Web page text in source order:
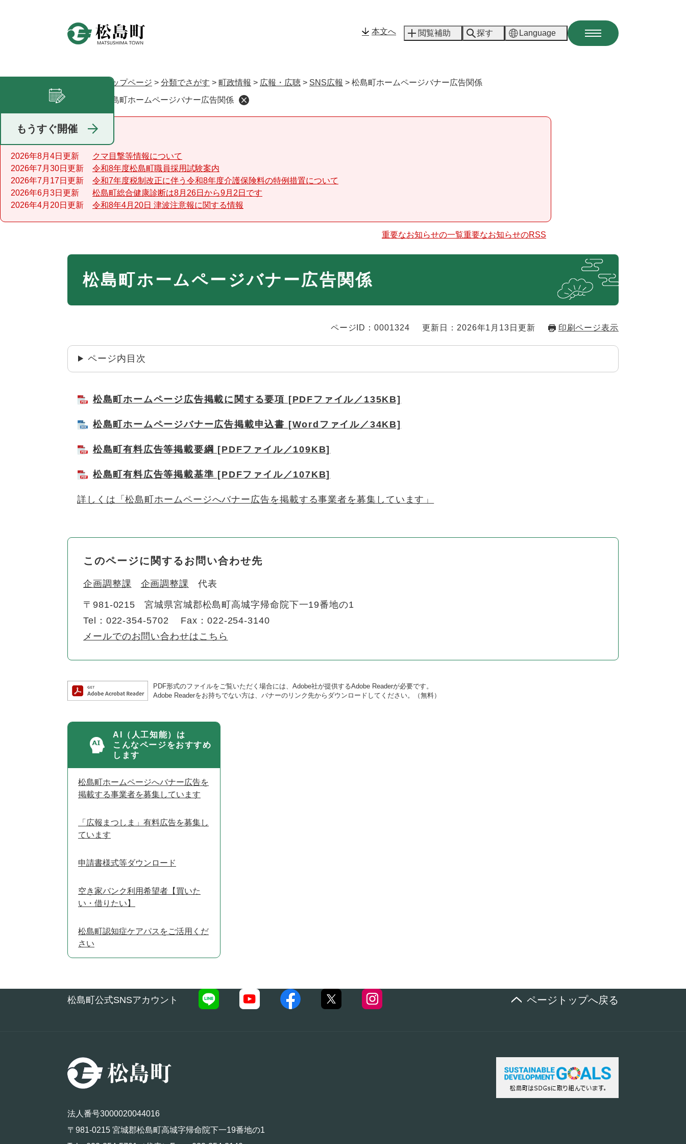
で
本文へ 閲覧補助 探す Language
トップページ > 分類でさがす > 町政情報 > 広報・広聴 > SNS広報 > 松島町ホームページバナー広告関係
松島町ホームページバナー広告関係
重要なお知らせ
2026年8月4日更新
クマ目撃等情報について
2026年7月30日更新
令和8年度松島町職員採用試験案内
2026年7月17日更新
令和7年度税制改正に伴う令和8年度介護保険料の特例措置について
2026年6月3日更新
松島町総合健康診断は8月26日から9月2日です
2026年4月20日更新
令和8年4月20日 津波注意報に関する情報
重要なお知らせの一覧重要なお知らせのRSS
松島町ホームページバナー広告関係
ページID：0001324 更新日：2026年1月13日更新 印刷ページ表示
ページ内目次
松島町ホームページ広告掲載に関する要項 [PDFファイル／135KB]
松島町ホームページバナー広告掲載申込書 [Wordファイル／34KB]
松島町有料広告等掲載要綱 [PDFファイル／109KB]
松島町有料広告等掲載基準 [PDFファイル／107KB]
詳しくは「松島町ホームページへバナー広告を掲載する事業者を募集しています」
このページに関するお問い合わせ先
企画調整課 企画調整課 代表
〒981-0215
宮城県宮城郡松島町高城字帰命院下一19番地の1
Tel：022-354-5702
Fax：022-254-3140
メールでのお問い合わせはこちら
PDF形式のファイルをご覧いただく場合には、Adobe社が提供するAdobe Readerが必要です。
Adobe Readerをお持ちでない方は、バナーのリンク先からダウンロードしてください。（無料）
もうすぐ開催
AI（人工知能）は
こんなページをおすすめ
します
松島町ホームページへバナー広告を
掲載する事業者を募集しています
「広報まつしま」有料広告を募集し
ています
申請書様式等ダウンロード
空き家バンク利用希望者【買いた
い・借りたい】
松島町認知症ケアパスをご活用くだ
さい
松島町公式SNSアカウント ページトップへ戻る
法人番号3000020044016
〒981-0215 宮城郡松島町高城字帰命院下一19番地の1